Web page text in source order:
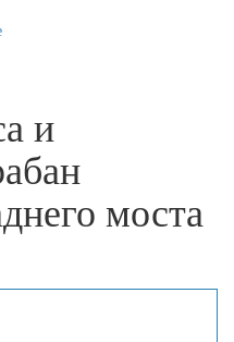
и
моста